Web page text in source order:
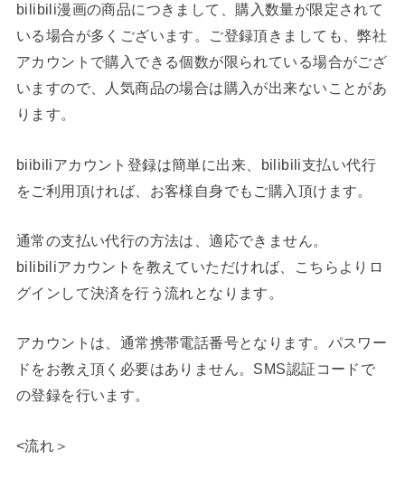
bilibili漫画の商品につきまして、購入数量が限定されて
いる場合が多くございます。ご登録頂きましても、弊社
アカウントで購入できる個数が限られている場合がござ
いますので、人気商品の場合は購入が出来ないことがあ
ります。
biibiliアカウント登録は簡単に出来、bilibili支払い代行
をご利用頂ければ、お客様自身でもご購入頂けます。
通常の支払い代行の方法は、適応できません。
bilibiliアカウントを教えていただければ、こちらよりロ
グインして決済を行う流れとなります。
アカウントは、通常携帯電話番号となります。パスワー
ドをお教え頂く必要はありません。SMS認証コードで
の登録を行います。
<流れ＞